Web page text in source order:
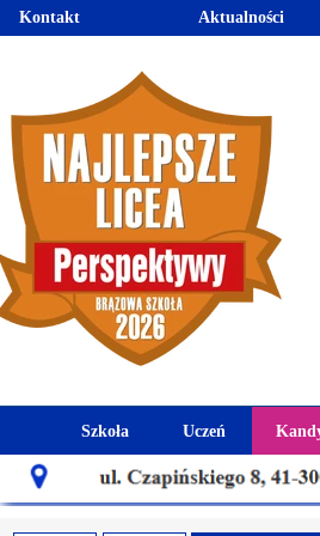
Szkoła
Historia szkoły
Uczeń
Kalendarz roku
Aktualności
Kontakt